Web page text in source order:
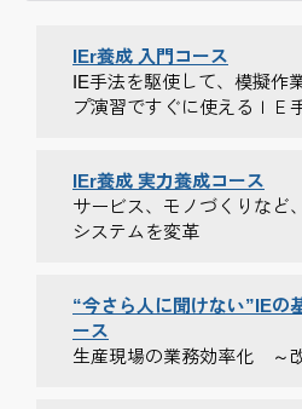
IEr養成 入門コース
IE手法を駆使して、模擬作
プ演習ですぐに使えるＩＥ
IEr養成 実力養成コース
サービス、モノづくりなど
システムを変革
“今さら人に聞けない”IEの
ース
生産現場の業務効率化 ～